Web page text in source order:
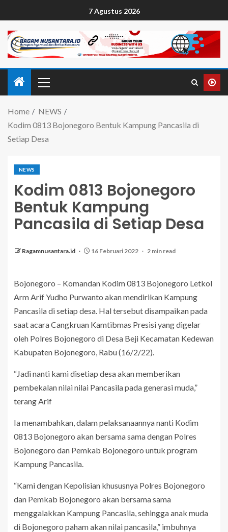
7 Agustus 2026
Home
NEWS
Kodim 0813 Bojonegoro Bentuk Kampung Pancasila di
Setiap Desa
NEWS
Kodim 0813 Bojonegoro
Bentuk Kampung
Pancasila di Setiap Desa
Ragamnusantara.id 16 Februari 2022 2 min read
Bojonegoro – Komandan Kodim 0813 Bojonegoro Letkol
Arm Arif Yudho Purwanto akan mendirikan Kampung
Pancasila di setiap desa. Hal tersebut disampaikan pada
saat acara Cangkruan Kamtibmas Presisi yang digelar
oleh Polres Bojonegoro di Desa Beji Kecamatan Kedewan
Kabupaten Bojonegoro, Rabu (16/2/22).
“Jadi nanti kami disetiap desa akan memberikan
pembekalan nilai nilai Pancasila pada generasi muda,”
terang Arif
Ia menambahkan, dalam pelaksanaannya nanti Kodim
0813 Bojonegoro akan bersama sama dengan Polres
Bojonegoro dan Pemkab Bojonegoro untuk program
Kampung Pancasila.
“Kami dengan Kepolisian khususnya Polres Bojonegoro
dan Pemkab Bojonegoro akan bersama sama
menggalakkan Kampung Pancasila, sehingga anak muda
di Bojonegoro paham akan nilai pancasila,” imbuhnya